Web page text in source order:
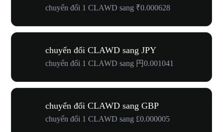
chuyển đổi 1 CLAWD sang ₹0.000628
chuyển đổi CLAWD sang JPY
chuyển đổi 1 CLAWD sang 円0.001041
chuyển đổi CLAWD sang GBP
chuyển đổi 1 CLAWD sang £0.000005